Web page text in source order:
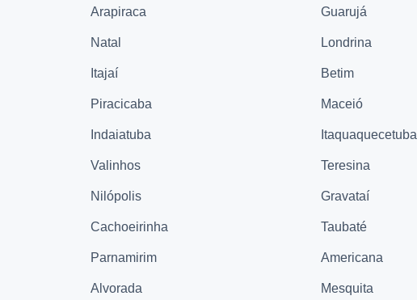
Arapiraca Guarujá
Natal Londrina
Itajaí Betim
Piracicaba Maceió
Indaiatuba Itaquaquecetuba
Valinhos Teresina
Nilópolis Gravataí
Cachoeirinha Taubaté
Parnamirim Americana
Alvorada Mesquita